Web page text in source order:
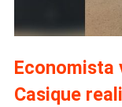
Economista
Casique